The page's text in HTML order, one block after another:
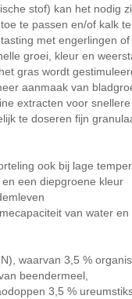
stof) kan het nodig
te passen en/of kalk
met engerlingen of
groei, kleur en
gras wordt
aanmaak van
extracten voor
te doseren fijn
ook bij lage
een diepgroene kleur
van water en
waarvan 3,5 %
beendermeel,
3,5 %